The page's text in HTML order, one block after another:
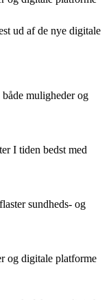
ud af de nye digitale
muligheder og
I tiden bedst med
sundheds- og
og digitale platforme